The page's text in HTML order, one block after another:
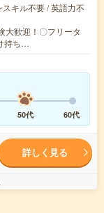
キル不要 / 英語力不
大歓迎！〇フリータ
持ち…
50代 60代
詳しく見る